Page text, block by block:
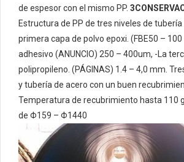
de espesor con el mismo PP.
Estructura de PP de tres niveles de
primera capa de polvo epoxi. (FBE50 – 100
adhesivo (ANUNCIO) 250 – 400um, -La
polipropileno. (PÁGINAS) 1.4 – 4,0 mm.
y tubería de acero con un buen
Temperatura de recubrimiento hasta 110
de Φ159 – Φ1440